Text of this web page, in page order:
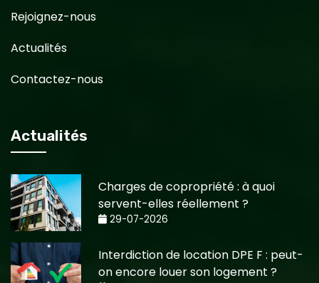
Rejoignez-nous
Actualités
Contactez-nous
Actualités
Charges de copropriété : à quoi
servent-elles réellement ?
29-07-2026
Interdiction de location DPE F : peut-
on encore louer son logement ?